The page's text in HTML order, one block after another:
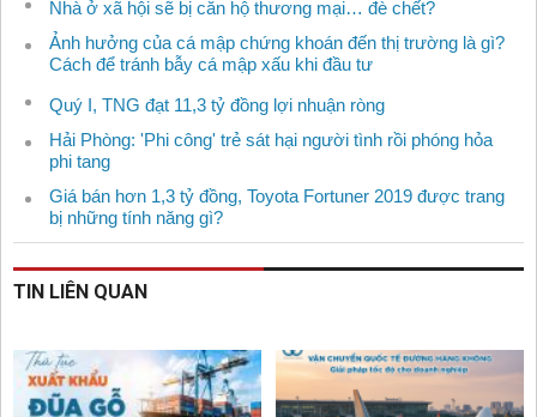
Nhà ở xã hội sẽ bị căn hộ thương mại… đè chết?
Ảnh hưởng của cá mập chứng khoán đến thị trường là gì?
Cách để tránh bẫy cá mập xấu khi đầu tư
Quý I, TNG đạt 11,3 tỷ đồng lợi nhuận ròng
Hải Phòng: 'Phi công' trẻ sát hại người tình rồi phóng hỏa
phi tang
Giá bán hơn 1,3 tỷ đồng, Toyota Fortuner 2019 được trang
bị những tính năng gì?
TIN LIÊN QUAN